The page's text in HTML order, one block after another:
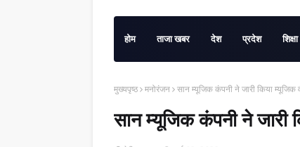
होम ताजा खबर देश प्रदेश शिक्षा
मुख्यपृष्ठ मनोरंजन सान म्यूजिक कंपनी ने जारी किया म्यूजिक
सान म्यूजिक कंपनी ने जारी